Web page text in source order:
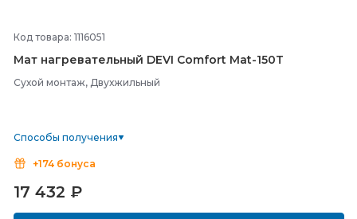
Код товара: 1116051
Мат нагревательный DEVI Comfort Mat-150T
Сухой монтаж, Двухжильный
Способы получения
+174 бонуса
17 432 ₽